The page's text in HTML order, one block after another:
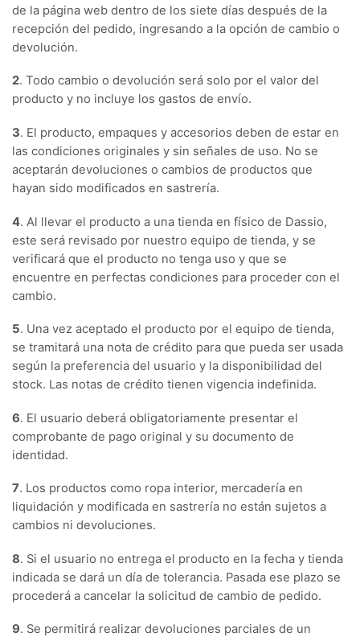
de la página web dentro de los siete días después de la
recepción del pedido, ingresando a la opción de cambio o
devolución.
2. Todo cambio o devolución será solo por el valor del
producto y no incluye los gastos de envío.
3. El producto, empaques y accesorios deben de estar en
las condiciones originales y sin señales de uso. No se
aceptarán devoluciones o cambios de productos que
hayan sido modificados en sastrería.
4. Al llevar el producto a una tienda en físico de Dassio,
este será revisado por nuestro equipo de tienda, y se
verificará que el producto no tenga uso y que se
encuentre en perfectas condiciones para proceder con el
cambio.
5. Una vez aceptado el producto por el equipo de tienda,
se tramitará una nota de crédito para que pueda ser usada
según la preferencia del usuario y la disponibilidad del
stock. Las notas de crédito tienen vigencia indefinida.
6. El usuario deberá obligatoriamente presentar el
comprobante de pago original y su documento de
identidad.
7. Los productos como ropa interior, mercadería en
liquidación y modificada en sastrería no están sujetos a
cambios ni devoluciones.
8. Si el usuario no entrega el producto en la fecha y tienda
indicada se dará un día de tolerancia. Pasada ese plazo se
procederá a cancelar la solicitud de cambio de pedido.
9. Se permitirá realizar devoluciones parciales de un